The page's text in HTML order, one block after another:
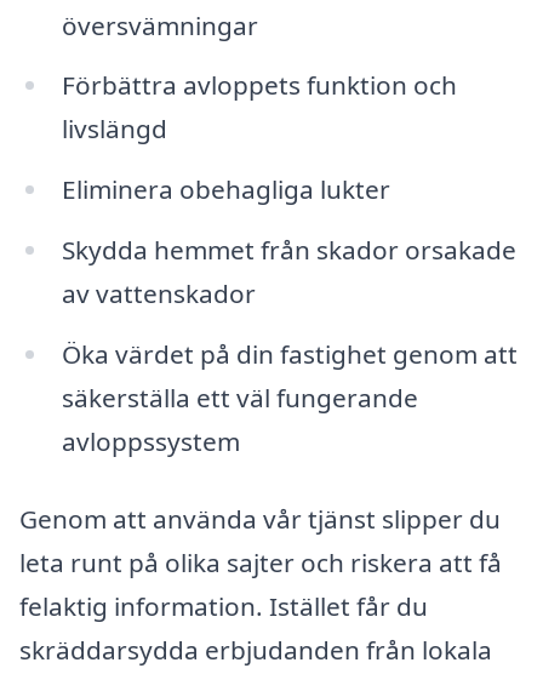
översvämningar
Förbättra avloppets funktion och
livslängd
Eliminera obehagliga lukter
Skydda hemmet från skador orsakade
av vattenskador
Öka värdet på din fastighet genom att
säkerställa ett väl fungerande
avloppssystem
Genom att använda vår tjänst slipper du
leta runt på olika sajter och riskera att få
felaktig information. Istället får du
skräddarsydda erbjudanden från lokala